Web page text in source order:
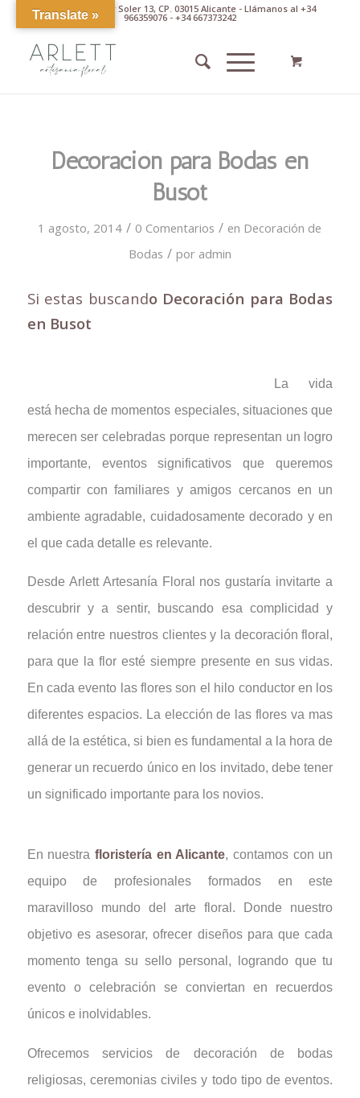
Av. Pintor Xavier Soler 13, CP. 03015 Alicante - Llámanos al +34
966359076 - +34 667373242
Decoración para Bodas en
Busot
1 agosto, 2014 / 0 Comentarios / en Decoración de
Bodas / por admin
Si estas buscando Decoración para Bodas
en Busot
La vida
está hecha de momentos especiales, situaciones que
merecen ser celebradas porque representan un logro
importante, eventos significativos que queremos
compartir con familiares y amigos cercanos en un
ambiente agradable, cuidadosamente decorado y en
el que cada detalle es relevante.
Desde Arlett Artesanía Floral nos gustaría invitarte a
descubrir y a sentir, buscando esa complicidad y
relación entre nuestros clientes y la decoración floral,
para que la flor esté siempre presente en sus vidas.
En cada evento las flores son el hilo conductor en los
diferentes espacios. La elección de las flores va mas
allá de la estética, si bien es fundamental a la hora de
generar un recuerdo único en los invitado, debe tener
un significado importante para los novios.
En nuestra floristería en Alicante, contamos con un
equipo de profesionales formados en este
maravilloso mundo del arte floral. Donde nuestro
objetivo es asesorar, ofrecer diseños para que cada
momento tenga su sello personal, logrando que tu
evento o celebración se conviertan en recuerdos
únicos e inolvidables.
Ofrecemos servicios de decoración de bodas
religiosas, ceremonias civiles y todo tipo de eventos.
Translate »